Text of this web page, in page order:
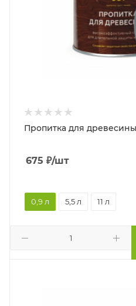
Пропитка для древесины
675 ₽/шт
0,9 л 5,5 л 11 л